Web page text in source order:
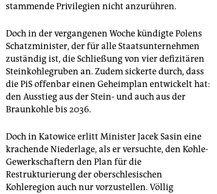
stammende Privilegien nicht anzurühren.
Doch in der vergangenen Woche kündigte Polens
Schatzminister, der für alle Staatsunternehmen
zuständig ist, die Schließung von vier defizitären
Steinkohlegruben an. Zudem sickerte durch, dass
die PiS offenbar einen Geheimplan entwickelt hat:
den Ausstieg aus der Stein- und auch aus der
Braunkohle bis 2036.
Doch in Katowice erlitt Minister Jacek Sasin eine
krachende Niederlage, als er versuchte, den Kohle-
Gewerkschaftern den Plan für die
Restrukturierung der oberschlesischen
Kohleregion auch nur vorzustellen. Völlig